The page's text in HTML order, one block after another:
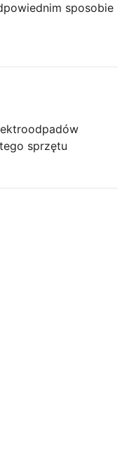
sposobie
sprzętu